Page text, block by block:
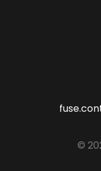
©